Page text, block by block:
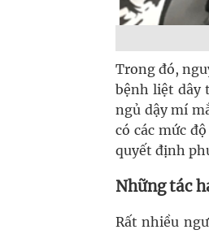
Trong đó,
bệnh liệt dây
ngủ dậy mí
có các mức
quyết định
Những tác
Rất nhiều